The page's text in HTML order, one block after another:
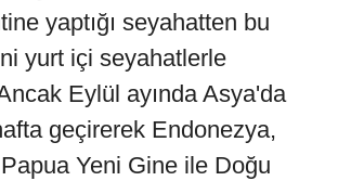
yaptığı seyahatten bu
yurt içi seyahatlerle
Ancak Eylül ayında Asya'da
geçirerek Endonezya,
Yeni Gine ile Doğu